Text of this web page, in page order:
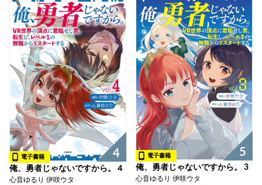
4
電子書籍
俺、勇者じゃないですから。４
心音ゆるり 伊咲ウタ
5
電子書籍
俺、勇者じゃないですから。 3
心音ゆるり 伊咲ウタ